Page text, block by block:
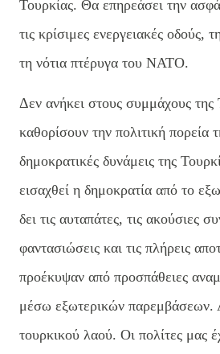
Τουρκίας. Θα επηρεάσει την
τις κρίσιμες ενεργειακές οδούς,
τη νότια πτέρυγα του ΝΑΤΟ.
Δεν ανήκει στους συμμάχους της
καθορίσουν την πολιτική πορεία
δημοκρατικές δυνάμεις της
εισαχθεί η δημοκρατία από το
δει τις αυταπάτες, τις ακούσιες
φαντασιώσεις και τις πλήρεις
προέκυψαν από προσπάθειες
μέσω εξωτερικών παρεμβάσεων.
τουρκικού λαού. Οι πολίτες μας